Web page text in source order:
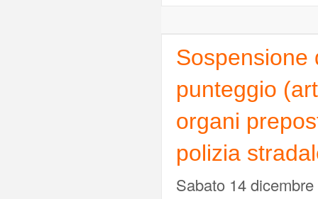
Sospensione
punteggio
organi
polizia
Sabato 14